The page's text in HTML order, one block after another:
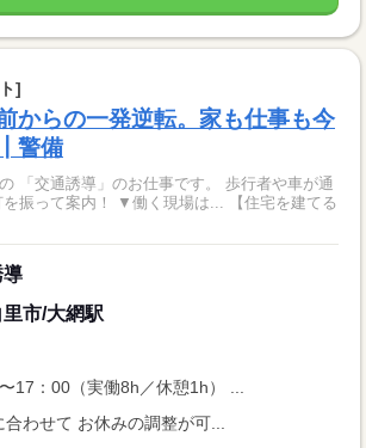
]
からの一発逆転。家も仕事も今
警備
誘導」のお仕事です。 歩行者や車が通
く現場は... 【住宅を建てる
導
市/大網駅
17：00（実働8h／休憩1h） ...
わせて お休みの調整が可...